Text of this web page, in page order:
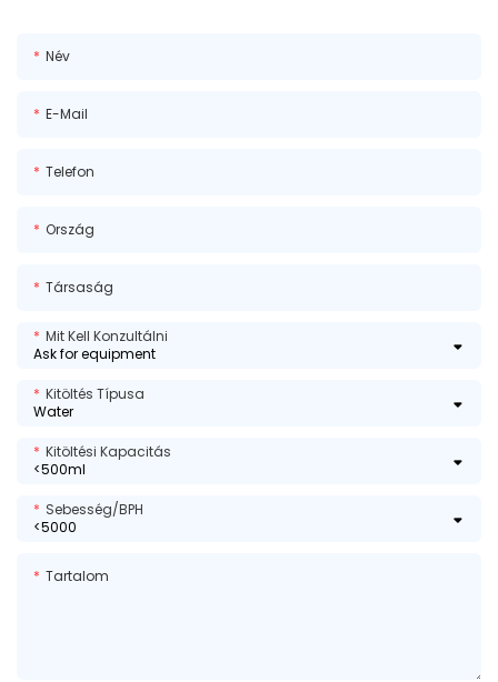
Név
E-Mail
Telefon
Ország
Társaság
Mit Kell Konzultálni
Kitöltés Típusa
Kitöltési Kapacitás
Sebesség/BPH
Tartalom